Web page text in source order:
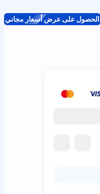
الحصول على عرض أسعار مجاني